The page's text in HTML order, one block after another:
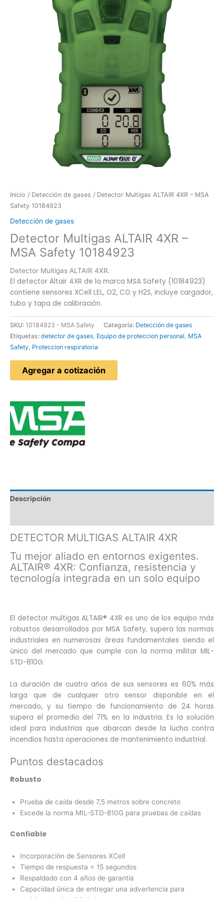
Inicio / Detección de gases / Detector Multigas ALTAIR 4XR – MSA
Safety 10184923
Detección de gases
Detector Multigas ALTAIR 4XR –
MSA Safety 10184923
Detector Multigas ALTAIR 4XR.
El detector Altair 4XR de la marca MSA Safety (10184923)
contiene sensores XCell LEL, O2, CO y H2S, incluye cargador,
tubo y tapa de calibración.
SKU: 10184923 - MSA Safety Categoría: Detección de gases
Etiquetas: detector de gases, Equipo de proteccion personal, MSA
Safety, Proteccion respiratoria
Agregar a cotización
Descripción
DETECTOR MULTIGAS ALTAIR 4XR
Tu mejor aliado en entornos exigentes.
ALTAIR® 4XR: Confianza, resistencia y
tecnología integrada en un solo equipo
El detector multigas ALTAIR® 4XR es uno de los equipo más
robustos desarrollados por MSA Safety, supera las normas
industriales en numerosas áreas fundamentales siendo el
único del mercado que cumple con la norma militar MIL-
STD-810G.
La duración de cuatro años de sus sensores es 60% más
larga que de cualquier otro sensor disponible en el
mercado, y su tiempo de funcionamiento de 24 horas
supera el promedio del 71% en la industria. Es la solución
ideal para industrias que abarcan desde la lucha contra
incendios hasta operaciones de mantenimiento industrial.
Puntos destacados
Robusto
Prueba de caída desde 7,5 metros sobre concreto
Excede la norma MIL-STD-810G para pruebas de caídas
Confiable
Incorporación de Sensores XCell
Tiempo de respuesta < 15 segundos
Respaldado con 4 años de garantía
Capacidad única de entregar una advertencia para